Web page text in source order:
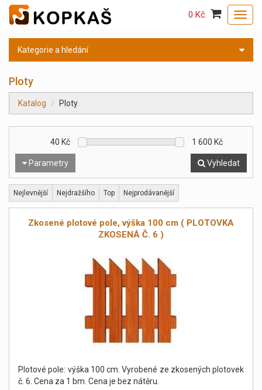
0 Kč
Kategorie a hledání
Ploty
Katalog Ploty
Parametry
40 Kč 1 600 Kč
Vyhledat
Nejlevnější Nejdražšího Top Nejprodávanější
Zkosené plotové pole, výška 100 cm ( PLOTOVKA
ZKOSENÁ Č. 6 )
Plotové pole: výška 100 cm. Vyrobené ze zkosených plotovek
č. 6. Cena za 1 bm. Cena je bez nátěru.